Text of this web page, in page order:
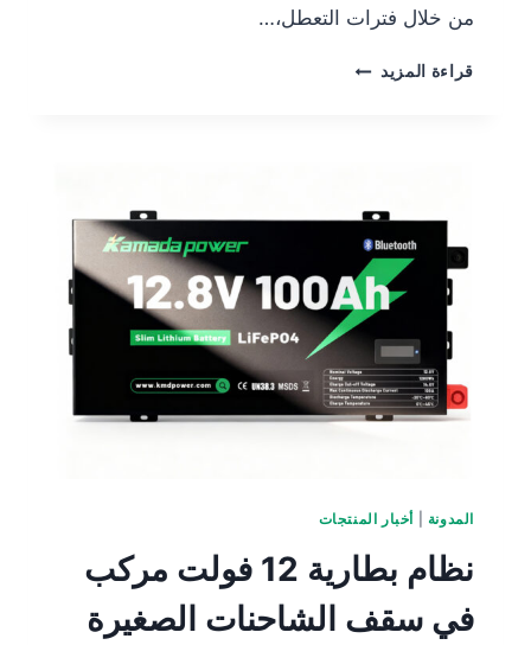
من خلال فترات التعطل،…
قراءة المزيد
المدونة أخبار المنتجات
نظام بطارية 12 فولت مركب
في سقف الشاحنات الصغيرة